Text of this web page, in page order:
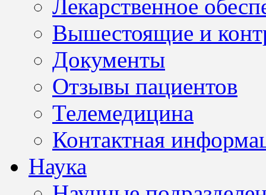
Лекарственное
Вышестоящие и
Документы
Отзывы пациентов
Телемедицина
Контактная
Наука